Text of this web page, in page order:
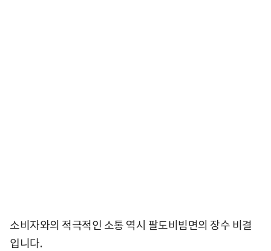
소비자와의 적극적인 소통 역시 팔도비빔면의 장수 비결
입니다.